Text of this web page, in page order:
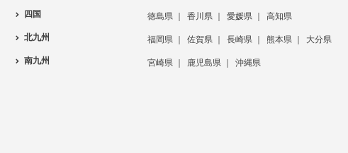
四国 徳島県 香川県 愛媛県 高知県
北九州 福岡県 佐賀県 長崎県 熊本県 大分県
南九州 宮崎県 鹿児島県 沖縄県